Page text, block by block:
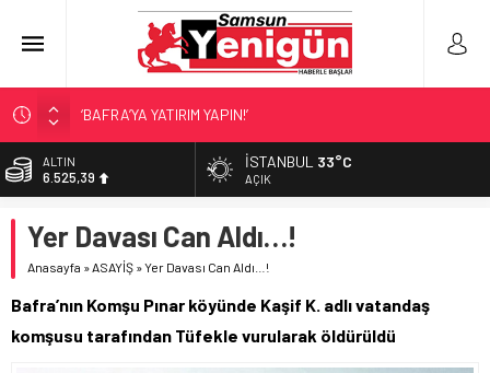
‘BAFRA’YA YATIRIM YAPIN!’
İŞTE FINDIK FİYATI!
SAMSUNSPOR’DA TRANSFER!
SAMSUNSPOR’DA HEDEF 5’İNCİLİK!
ALTIN
6.525,39
13.788,73
DOLAR
55,0690
İSTANBUL 33°C
AÇIK
Yer Davası Can Aldı…!
Anasayfa »ASAYİŞ »Yer Davası Can Aldı…!
Bafra’nın Komşu Pınar köyünde Kaşif K. adlı vatandaş
komşusu tarafından Tüfekle vurularak öldürüldü